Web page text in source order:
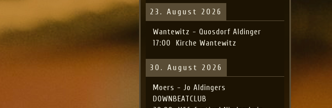
23. August 2026
Wantewitz - Quosdorf Aldinger
17:00
Kirche Wantewitz
30. August 2026
Moers - Jo Aldingers
DOWNBEATCLUB